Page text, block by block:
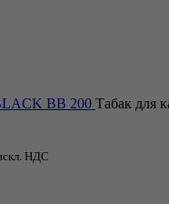
BB 200 Табак для
НДС